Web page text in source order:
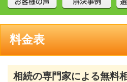
料金表
相続の専門家による無料